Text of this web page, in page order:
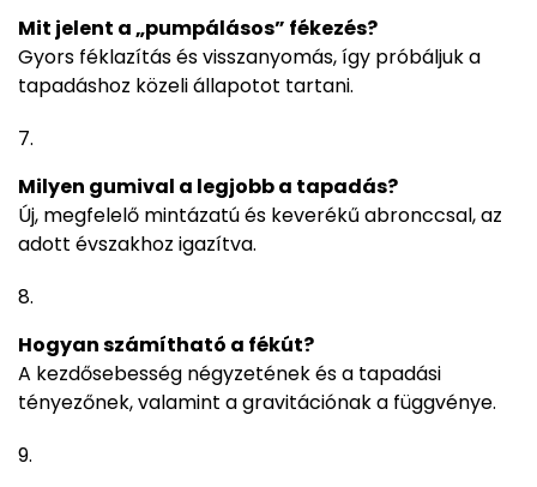
Mit jelent a „pumpálásos” fékezés?
Gyors féklazítás és visszanyomás, így próbáljuk a
tapadáshoz közeli állapotot tartani.
Milyen gumival a legjobb a tapadás?
Új, megfelelő mintázatú és keverékű abronccsal, az
adott évszakhoz igazítva.
Hogyan számítható a fékút?
A kezdősebesség négyzetének és a tapadási
tényezőnek, valamint a gravitációnak a függvénye.